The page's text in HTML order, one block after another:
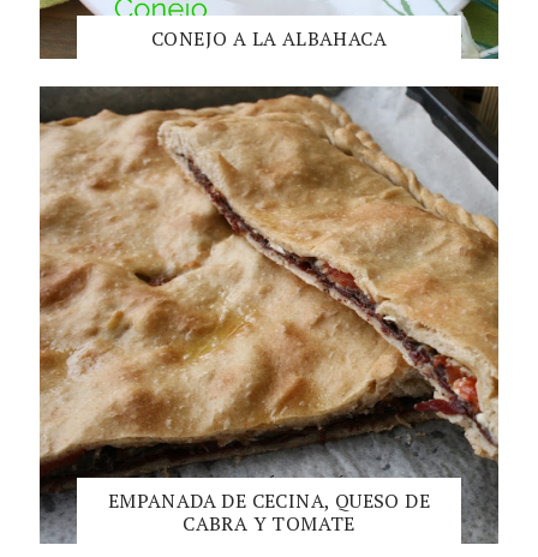
CONEJO A LA ALBAHACA
EMPANADA DE CECINA, QUESO DE
CABRA Y TOMATE